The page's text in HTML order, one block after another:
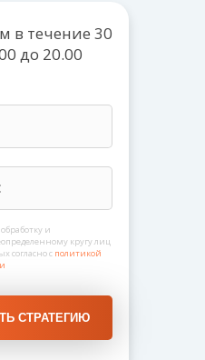
в течение 30
до 20.00
и
кругу лиц
согласно с политикой
СТРАТЕГИЮ